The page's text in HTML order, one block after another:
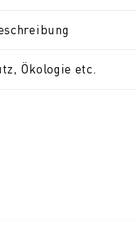
Ökologie etc.